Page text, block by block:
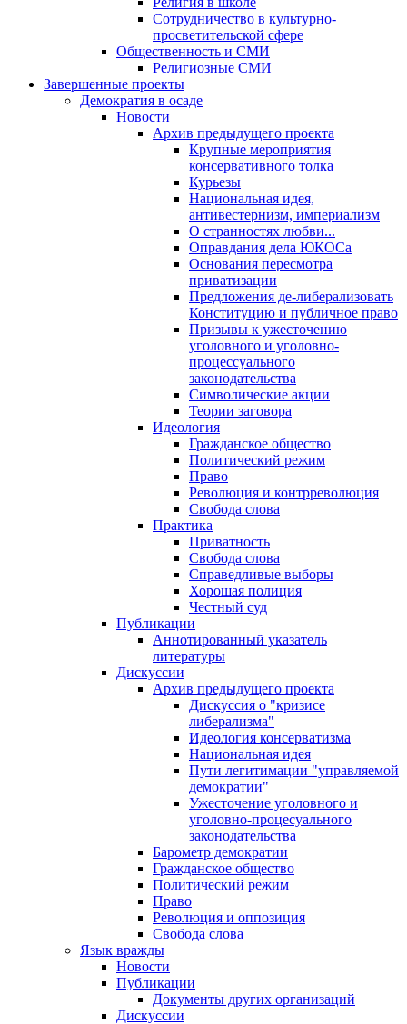
Сотрудничество в культурно-
просветительской сфере
Общественность и СМИ
Религиозные СМИ
Завершенные проекты
Демократия в осаде
Новости
Архив предыдущего проекта
Крупные мероприятия
консервативного толка
Курьезы
Национальная идея,
антивестернизм, империализм
О странностях любви...
Оправдания дела ЮКОСа
Основания пересмотра
приватизации
Предложения де-либерализовать
Конституцию и публичное право
Призывы к ужесточению
уголовного и уголовно-
процессуального
законодательства
Символические акции
Теории заговора
Идеология
Гражданское общество
Политический режим
Право
Революция и контрреволюция
Свобода слова
Практика
Приватность
Свобода слова
Справедливые выборы
Хорошая полиция
Честный суд
Публикации
Аннотированный указатель
литературы
Дискуссии
Архив предыдущего проекта
Дискуссия о "кризисе
либерализма"
Идеология консерватизма
Национальная идея
Пути легитимации "управляемой
демократии"
Ужесточение уголовного и
уголовно-процесуального
законодательства
Барометр демократии
Гражданское общество
Политический режим
Право
Революция и оппозиция
Свобода слова
Язык вражды
Новости
Публикации
Документы других организаций
Дискуссии